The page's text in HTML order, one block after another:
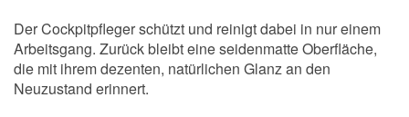
Der Cockpitpfleger schützt und reinigt dabei in nur einem
Arbeitsgang. Zurück bleibt eine seidenmatte Oberfläche,
die mit ihrem dezenten, natürlichen Glanz an den
Neuzustand erinnert.